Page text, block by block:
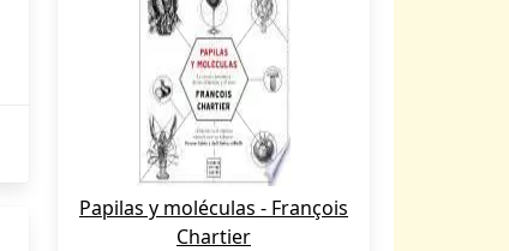
Papilas y moléculas - François
Chartier